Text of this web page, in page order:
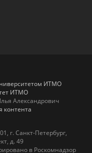
ИТМО
ИТМО
Александрович
контента
г. Санкт-Петербург,
д. 49
в Роскомнадзор